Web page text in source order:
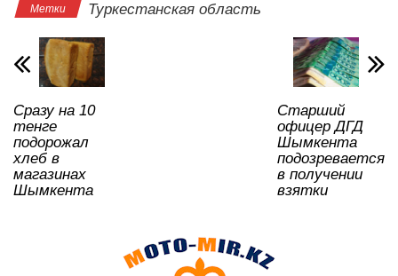
A
p
p
b
o
o
k
в
и
ть
Метки Туркестанская область
Сразу на 10
тенге
подорожал
хлеб в
магазинах
Шымкента
Старший
офицер ДГД
Шымкента
подозревается
в получении
взятки